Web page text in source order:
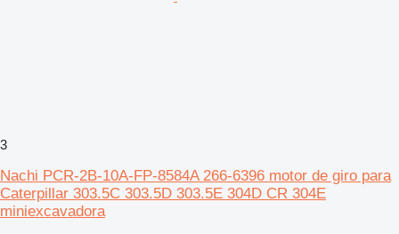
3
Nachi PCR-2B-10A-FP-8584A 266-6396 motor de giro para
Caterpillar 303.5C 303.5D 303.5E 304D CR 304E
miniexcavadora